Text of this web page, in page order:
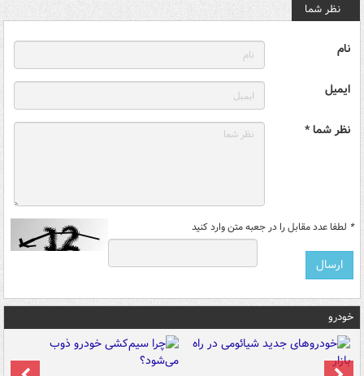
نظر شما
نام
ایمیل
نظر شما *
* لطفا عدد مقابل را در جعبه متن وارد کنید
خودرو